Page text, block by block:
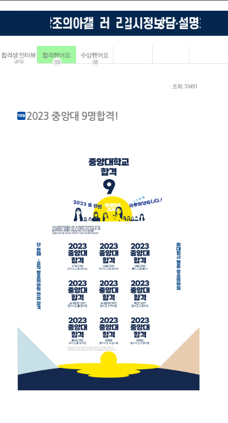
합격생 인터뷰
4114
합격했어요
183
수상했어요
68
ㆍ조회: 33493
2023 중앙대 9명합격!